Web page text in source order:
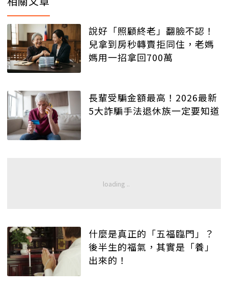
說好「照顧終老」翻臉不認！
兒拿到房秒轉賣拒同住，老媽
媽用一招拿回700萬
長輩受騙金額最高！2026最新
5大詐騙手法退休族一定要知道
什麼是真正的「五福臨門」？
後半生的福氣，其實是「養」
出來的！